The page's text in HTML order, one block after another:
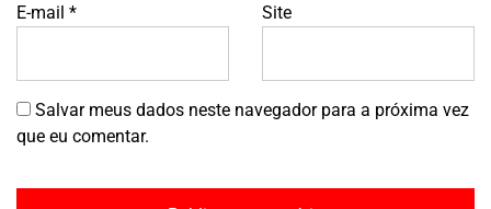
E-mail * Site
Salvar meus dados neste navegador para a próxima vez
que eu comentar.